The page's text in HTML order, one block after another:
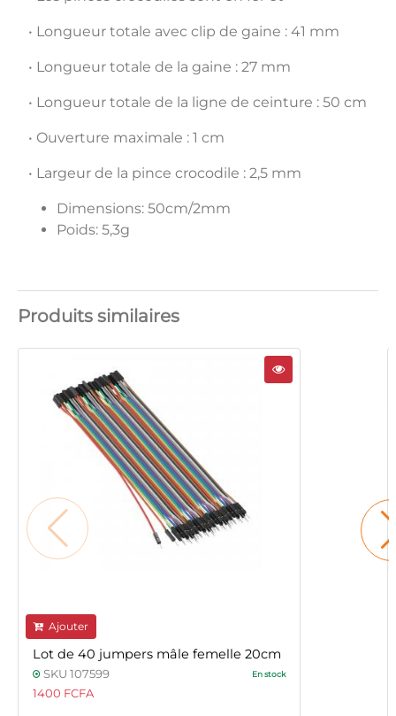
• Longueur totale avec clip de gaine : 41 mm
• Longueur totale de la gaine : 27 mm
• Longueur totale de la ligne de ceinture : 50 cm
• Ouverture maximale : 1 cm
• Largeur de la pince crocodile : 2,5 mm
Dimensions: 50cm/2mm
Poids: 5,3g
Produits similaires
Ajouter
Lot de 40 jumpers mâle femelle 20cm
SKU 107599 En stock
1400 FCFA